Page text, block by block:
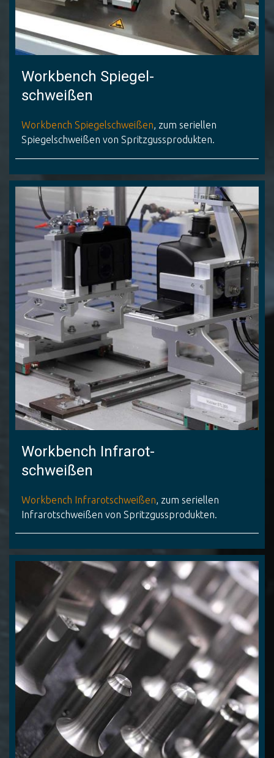
Workbench Spiegel-
schweißen
Workbench Spiegelschweißen, zum seriellen
Spiegelschweißen von Spritzgussprodukten.
Workbench Infrarot-
schweißen
Workbench Infrarotschweißen, zum seriellen
Infrarotschweißen von Spritzgussprodukten.